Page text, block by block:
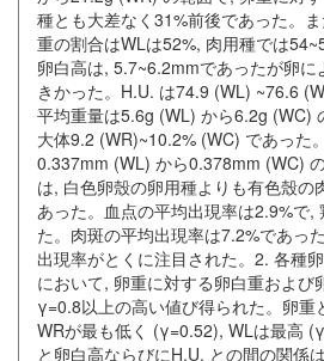
種とも大差なく31%前後であった。
重の割合はWLは52%, 肉用種では
卵白高は, 5.7~6.2mmであったが卵
きかった。H.U. は74.9 (WL) ~76.6
平均重量は5.6g (WL) から6.2g (WC)
大体9.2 (WR)~10.2% (WC) であった
0.337mm (WL) から0.378mm (WC)
は, 白色卵殼の卵用種よりも有色殼の
あった。血点の平均出現率は2.9%で,
た。肉斑の平均出現率は7.2%であっ
出現率がとくに注目された。2. 各種
において, 卵重に対する卵白重および
γ=0.8以上の高い値び得られた。卵重
WRが最も低く (γ=0.52), WLは最高
と卵白高ならびにH.U. との間の関係